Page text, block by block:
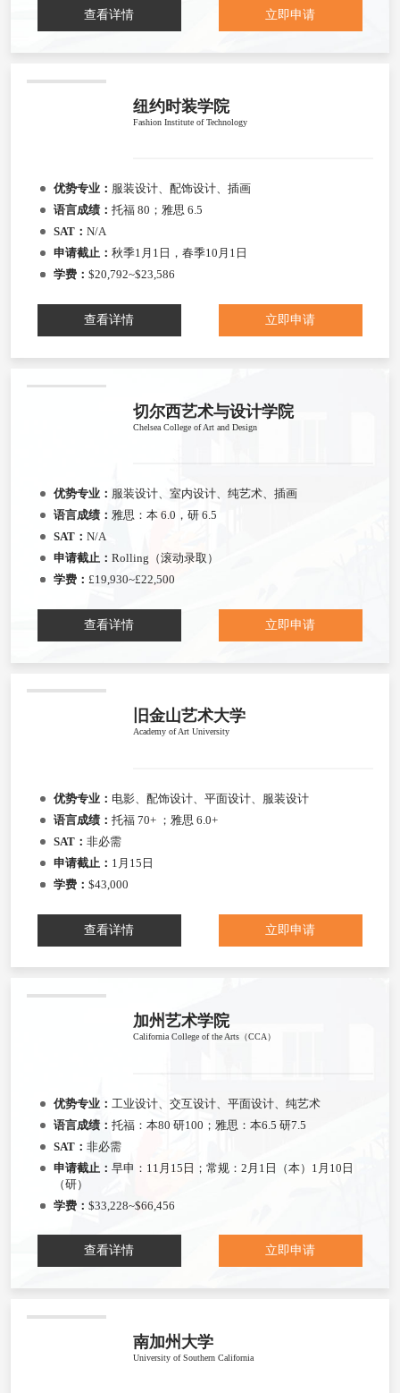
查看详情 立即申请
纽约时装学院
Fashion Institute of Technology
优势专业： 服装设计、配饰设计、插画
语言成绩： 托福 80；雅思 6.5
SAT： N/A
申请截止： 秋季1月1日，春季10月1日
学费： $20,792~$23,586
查看详情 立即申请
切尔西艺术与设计学院
Chelsea College of Art and Design
优势专业： 服装设计、室内设计、纯艺术、插画
语言成绩： 雅思：本 6.0，研 6.5
SAT： N/A
申请截止： Rolling（滚动录取）
学费： £19,930~£22,500
查看详情 立即申请
旧金山艺术大学
Academy of Art University
优势专业： 电影、配饰设计、平面设计、服装设计
语言成绩： 托福 70+ ；雅思 6.0+
SAT： 非必需
申请截止： 1月15日
学费： $43,000
查看详情 立即申请
加州艺术学院
California College of the Arts（CCA）
优势专业： 工业设计、交互设计、平面设计、纯艺术
语言成绩： 托福：本80 研100；雅思：本6.5 研7.5
SAT： 非必需
申请截止： 早申：11月15日；常规：2月1日（本）1月10日
（研）
学费： $33,228~$66,456
查看详情 立即申请
南加州大学
University of Southern California